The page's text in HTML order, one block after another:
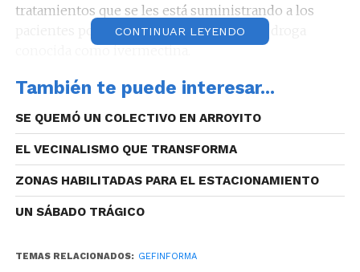
tratamientos que se les está suministrando a los
pacientes positivos, incluyen el uso de la droga
Reproductor
audio
00:00
de
audio
Audio: Diego Cardozo (Ministro de Salud de
Córdoba).
En esta oportunidad, ratificaron que a partir de la
acción sanitaria de restringir el horario de
observó una tendencia descendente en la
CONTINUAR LEYENDO
También te puede interesar...
SE QUEMÓ UN COLECTIVO EN ARROYITO
EL VECINALISMO QUE TRANSFORMA
ZONAS HABILITADAS PARA EL ESTACIONAMIENTO
UN SÁBADO TRÁGICO
TEMAS RELACIONADOS: GEFINFORMA